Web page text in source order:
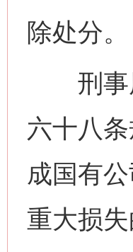
除处分。
刑事层
六十八
成国有
重大损